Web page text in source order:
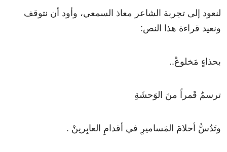
لنعود إلى تجربة الشاعر معاذ السمعي، وأود أن نتوقف
ونعيد قراءة هذا النص:
بحذاءٍ مَخلوعْ..
ترسمُ قَمراً منَ الوَحشَةِ
وتَدُسُّ أحلامَ المَساميرِ في أقدامِ العابِرينْ .